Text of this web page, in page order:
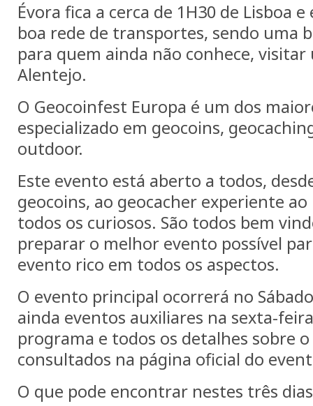
Évora fica a cerca de 1H30 de Lisboa
boa rede de transportes, sendo uma
para quem ainda não conhece, visitar
Alentejo.
O Geocoinfest Europa é um dos
especializado em geocoins,
outdoor.
Este evento está aberto a todos,
geocoins, ao geocacher experiente
todos os curiosos. São todos bem
preparar o melhor evento possível
evento rico em todos os aspectos.
O evento principal ocorrerá no
ainda eventos auxiliares na sexta-
programa e todos os detalhes sobre
consultados na página oficial do
O que pode encontrar nestes três